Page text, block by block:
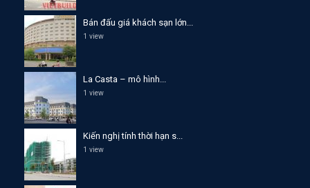
Bán đấu giá khách sạn lớn...
1 view
La Casta – mô hình...
1 view
Kiến nghị tính thời hạn s...
1 view